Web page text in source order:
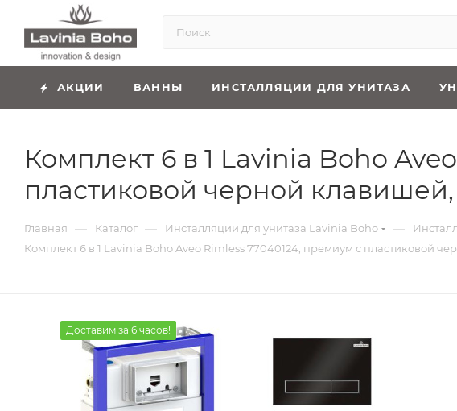
АКЦИИ ВАННЫ ИНСТАЛЛЯЦИИ ДЛЯ УНИТАЗА
Комплект 6 в 1 Lavinia Boho
пластиковой черной
Главная — Каталог — Инсталляции для унитаза Lavinia Boho —
Комплект 6 в 1 Lavinia Boho Aveo Rimless 77040124, премиум с пластиковой
Доставим за 6 часов!